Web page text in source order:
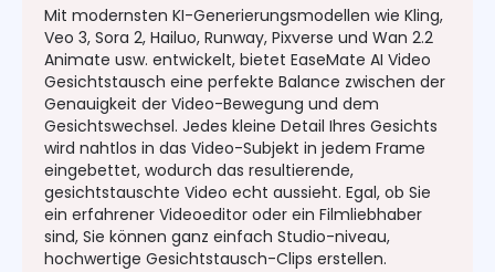
Mit modernsten KI-Generierungsmodellen wie Kling,
Veo 3, Sora 2, Hailuo, Runway, Pixverse und Wan 2.2
Animate usw. entwickelt, bietet EaseMate AI Video
Gesichtstausch eine perfekte Balance zwischen der
Genauigkeit der Video-Bewegung und dem
Gesichtswechsel. Jedes kleine Detail Ihres Gesichts
wird nahtlos in das Video-Subjekt in jedem Frame
eingebettet, wodurch das resultierende,
gesichtstauschte Video echt aussieht. Egal, ob Sie
ein erfahrener Videoeditor oder ein Filmliebhaber
sind, Sie können ganz einfach Studio-niveau,
hochwertige Gesichtstausch-Clips erstellen.